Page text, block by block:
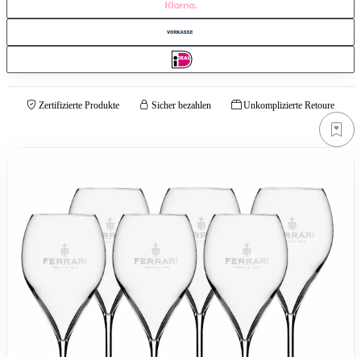
Zertifizierte Produkte Sicher bezahlen Unkomplizierte Retoure